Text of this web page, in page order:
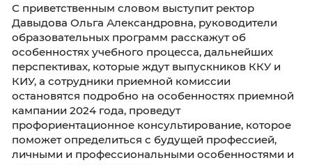
В программе мероприятия презентация
образовательных программ среднего
профессионального образования,
магистратуры.
С приветственным словом выступит ректор
Давыдова Ольга Александровна,
образовательных программ расскажут об
особенностях учебного процесса,